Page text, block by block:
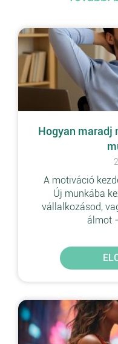
Hogyan maradj
A motiváció
Új munkába
vállalkozásod,
álmot